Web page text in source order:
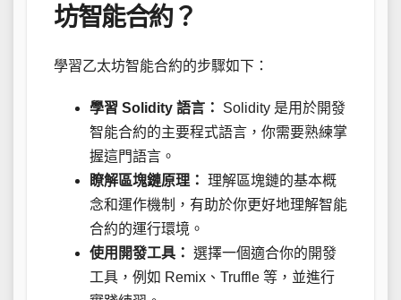
坊智能合約？
學習乙太坊智能合約的步驟如下：
學習 Solidity 語言：
Solidity 是用於開發
智能合約的主要程式語言，你需要熟練掌
握這門語言。
瞭解區塊鏈原理： 理解區塊鏈的基本概
念和運作機制，有助於你更好地理解智能
合約的運行環境。
使用開發工具： 選擇一個適合你的開發
工具，例如 Remix、Truffle 等，並進行